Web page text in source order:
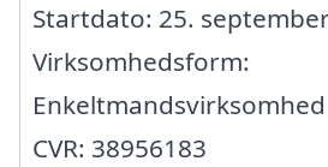
Startdato: 25.
Virksomhedsform:
Enkeltmandsvirksomhed
CVR: 38956183